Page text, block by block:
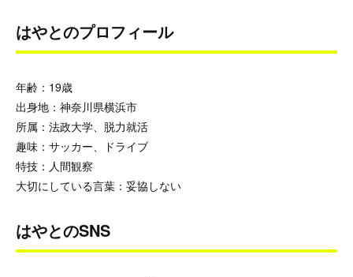
はやとのプロフィール
年齢：19歳
出身地：神奈川県横浜市
所属：法政大学、脱力就活
趣味：サッカー、ドライブ
特技：人間観察
大切にしている言葉：妥協しない
はやとのSNS